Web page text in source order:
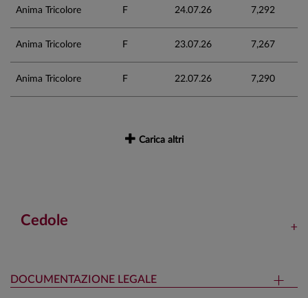
Anima Tricolore F 24.07.26 7,292
Anima Tricolore F 23.07.26 7,267
Anima Tricolore F 22.07.26 7,290
Carica altri
Cedole
DOCUMENTAZIONE LEGALE